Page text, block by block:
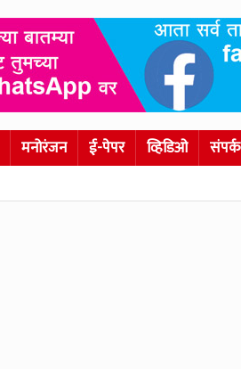
मनोरंजन ई-पेपर व्हिडिओ संपर्क